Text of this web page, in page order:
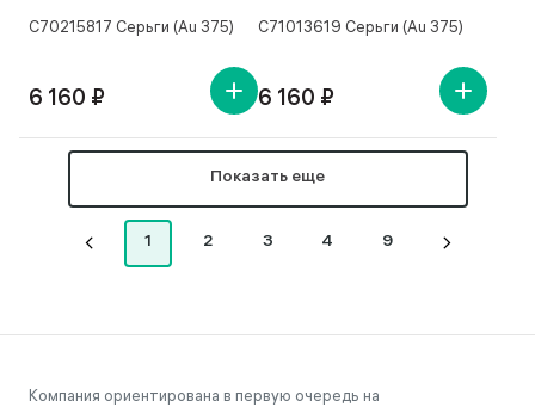
С70215817 Серьги (Au 375)
6 160 ₽
С71013619 Серьги (Au 375)
6 160 ₽
Показать еще
1 2 3 4 9
Компания ориентирована в первую очередь на